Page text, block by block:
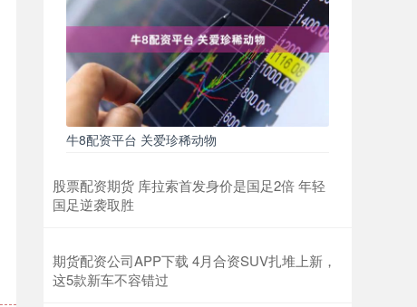
牛8配资平台 关爱珍稀动物
股票配资期货 库拉索首发身价是国足2倍 年轻
国足逆袭取胜
期货配资公司APP下载 4月合资SUV扎堆上新，
这5款新车不容错过